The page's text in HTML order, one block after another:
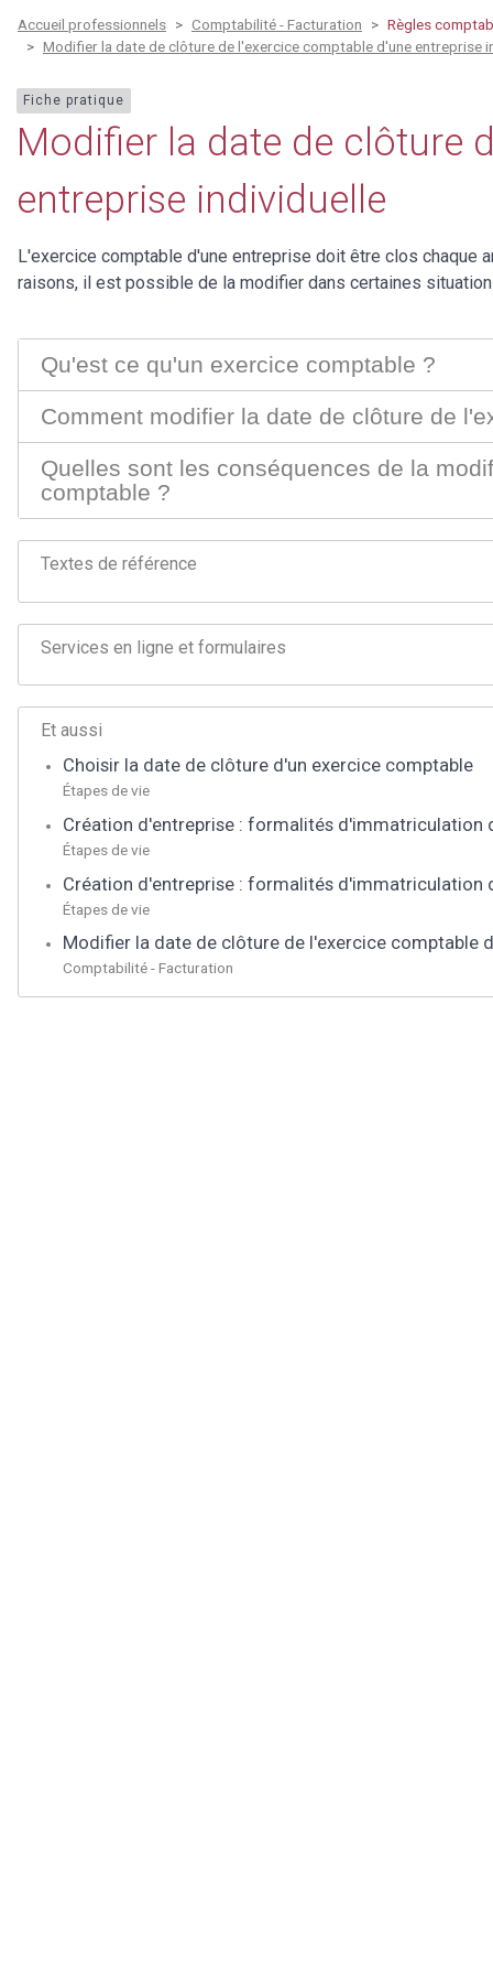
Accueil professionnels Comptabilité - Facturation
Règles
Modifier la date de clôture de l'exercice comptable d'une entreprise
Fiche pratique
Modifier la date de clôture
entreprise individuelle
L'exercice comptable d'une entreprise doit être clos chaque
raisons, il est possible de la modifier dans certaines
Qu'est ce qu'un exercice comptable ?
Comment modifier la date de clôture de
Quelles sont les conséquences de la
comptable ?
Textes de référence
Services en ligne et formulaires
Et aussi
Choisir la date de clôture d'un exercice comptable
Étapes de vie
Création d'entreprise : formalités d'immatriculation
Étapes de vie
Création d'entreprise : formalités d'immatriculation
Étapes de vie
Modifier la date de clôture de l'exercice comptable
Comptabilité - Facturation